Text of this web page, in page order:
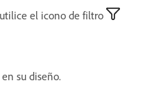
el icono de filtro
su diseño.